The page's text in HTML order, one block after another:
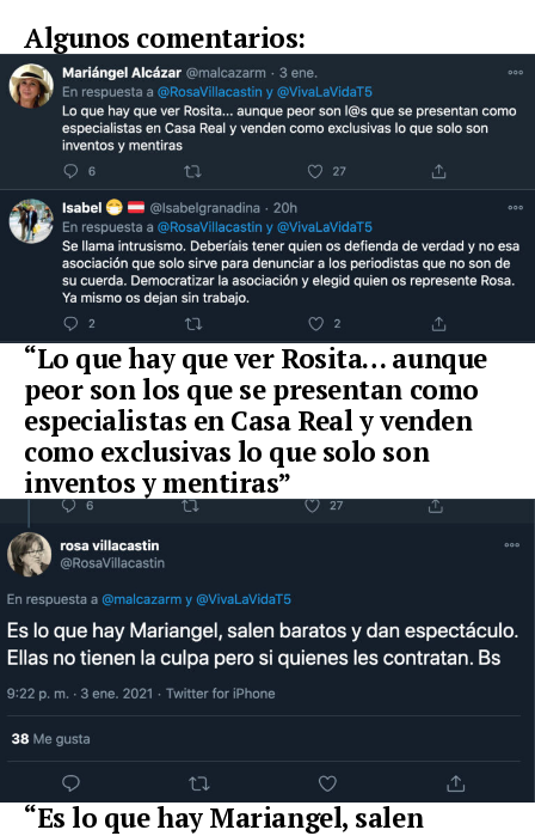
Algunos comentarios:
“Lo que hay que ver Rosita… aunque
peor son los que se presentan como
especialistas en Casa Real y venden
como exclusivas lo que solo son
inventos y mentiras”
“Es lo que hay Mariangel, salen